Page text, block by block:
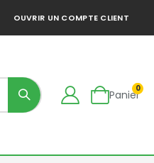
OUVRIR UN COMPTE CLIENT
Panier
0